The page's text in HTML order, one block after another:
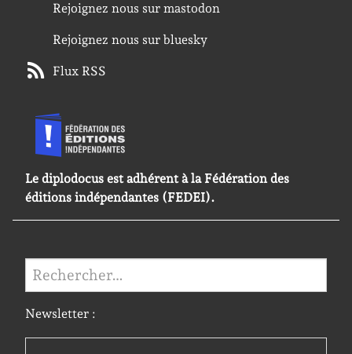
Rejoignez nous sur mastodon
Rejoignez nous sur bluesky
Flux RSS
Le diplodocus est adhérent à la Fédération des
éditions indépendantes (FEDEI).
Rechercher :
Newsletter :